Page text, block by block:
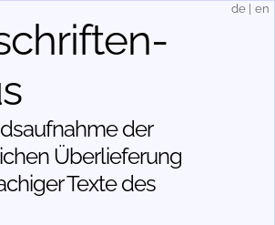
der
Über­lieferung
Texte des
de en